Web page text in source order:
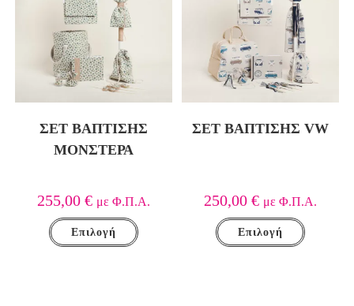
ΣΕΤ ΒΑΠΤΙΣΗΣ
ΜΟΝΣΤΕΡΑ
255,00 € με Φ.Π.Α.
Επιλογή
ΣΕΤ ΒΑΠΤΙΣΗΣ VW
250,00€ με Φ.Π.Α.
Επιλογή